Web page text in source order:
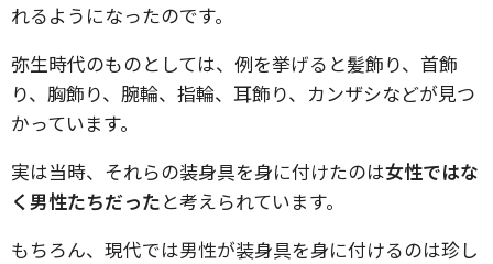
れるようになったのです。
弥生時代のものとしては、例を挙げると髪飾り、首飾
り、胸飾り、腕輪、指輪、耳飾り、カンザシなどが見つ
かっています。
実は当時、それらの装身具を身に付けたのは女性ではな
く男性たちだったと考えられています。
もちろん、現代では男性が装身具を身に付けるのは珍し